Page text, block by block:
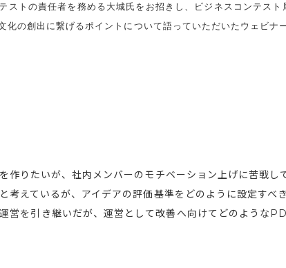
ストの責任者を務める大城氏をお招きし、ビジネスコンテスト
化の創出に繋げるポイントについて語っていただいたウェビナ
作りたいが、社内メンバーのモチベーション上げに苦戦し
考えているが、アイデアの評価基準をどのように設定すべ
営を引き継いだが、運営として改善へ向けてどのような